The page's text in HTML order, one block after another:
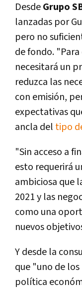
DesdeGrupo
lanzadas por
pero no
de fondo.
necesitará un
reduzca las
con emisión,
expectativas
ancla del tipo
"Sin acceso a
esto requerirá
ambiciosa que
2021 y las
como una
nuevos
Y desde la
que "uno de
política